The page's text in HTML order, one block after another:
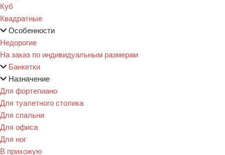
Куб
Квадратные
Особенности
Недорогие
На заказ по индивидуальным размерам
Банкетки
Назначение
Для фортепиано
Для туалетного столика
Для спальни
Для офиса
Для ног
В прихожую